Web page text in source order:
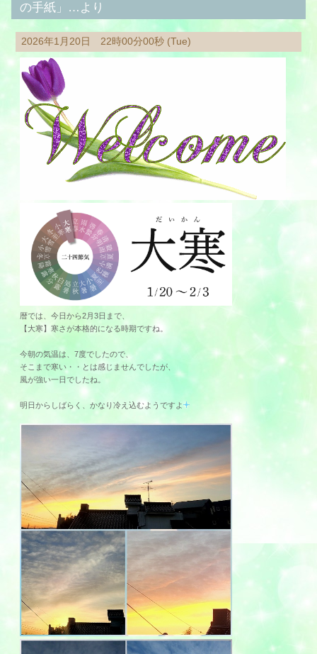
の手紙」…より
2026年1月20日 22時00分00秒 (Tue)
暦では、今日から2月3日まで、
【大寒】寒さが本格的になる時期ですね。
今朝の気温は、7度でしたので、
そこまで寒い・・とは感じませんでしたが、
風が強い一日でしたね。
明日からしばらく、かなり冷え込むようですよ